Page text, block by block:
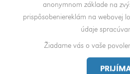
anonymnom základe na
prispôsobeniereklám na webovej
údaje
Žiadame vás o vaše